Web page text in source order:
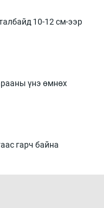
10-12 см-ээр
үнэ өмнөх
гарч байна